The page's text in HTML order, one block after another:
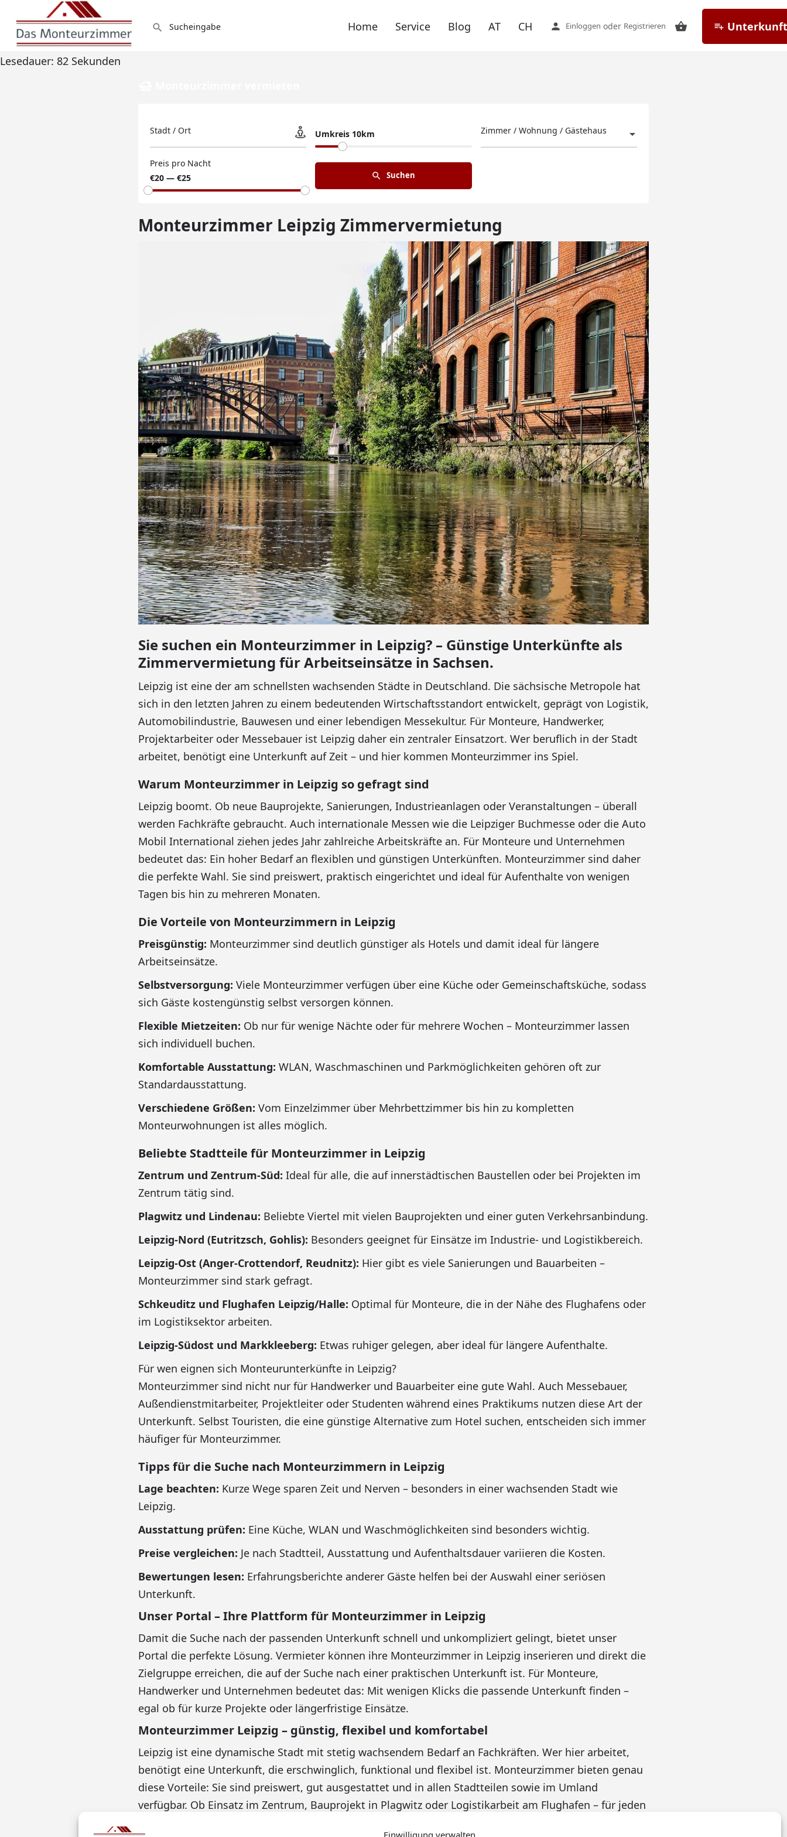
Home Service Blog AT CH Einloggen oder Registrieren
Lesedauer: 82 Sekunden
Stadt / Ort Umkreis 10km Zimmer / Wohnung / Gästehaus
Preis pro Nacht
€20 — €25
Suchen
Monteurzimmer Leipzig Zimmervermietung
Sie suchen ein Monteurzimmer in Leipzig? – Günstige Unterkünfte als
Zimmervermietung für Arbeitseinsätze in Sachsen.
Leipzig ist eine der am schnellsten wachsenden Städte in Deutschland. Die sächsische Metropole hat
sich in den letzten Jahren zu einem bedeutenden Wirtschaftsstandort entwickelt, geprägt von Logistik,
Automobilindustrie, Bauwesen und einer lebendigen Messekultur. Für Monteure, Handwerker,
Projektarbeiter oder Messebauer ist Leipzig daher ein zentraler Einsatzort. Wer beruflich in der Stadt
arbeitet, benötigt eine Unterkunft auf Zeit – und hier kommen Monteurzimmer ins Spiel.
Warum Monteurzimmer in Leipzig so gefragt sind
Leipzig boomt. Ob neue Bauprojekte, Sanierungen, Industrieanlagen oder Veranstaltungen – überall
werden Fachkräfte gebraucht. Auch internationale Messen wie die Leipziger Buchmesse oder die Auto
Mobil International ziehen jedes Jahr zahlreiche Arbeitskräfte an. Für Monteure und Unternehmen
bedeutet das: Ein hoher Bedarf an flexiblen und günstigen Unterkünften. Monteurzimmer sind daher
die perfekte Wahl. Sie sind preiswert, praktisch eingerichtet und ideal für Aufenthalte von wenigen
Tagen bis hin zu mehreren Monaten.
Die Vorteile von Monteurzimmern in Leipzig
Preisgünstig: Monteurzimmer sind deutlich günstiger als Hotels und damit ideal für längere
Arbeitseinsätze.
Selbstversorgung: Viele Monteurzimmer verfügen über eine Küche oder Gemeinschaftsküche, sodass
sich Gäste kostengünstig selbst versorgen können.
Flexible Mietzeiten: Ob nur für wenige Nächte oder für mehrere Wochen – Monteurzimmer lassen
sich individuell buchen.
Komfortable Ausstattung: WLAN, Waschmaschinen und Parkmöglichkeiten gehören oft zur
Standardausstattung.
Verschiedene Größen: Vom Einzelzimmer über Mehrbettzimmer bis hin zu kompletten
Monteurwohnungen ist alles möglich.
Beliebte Stadtteile für Monteurzimmer in Leipzig
Zentrum und Zentrum-Süd: Ideal für alle, die auf innerstädtischen Baustellen oder bei Projekten im
Zentrum tätig sind.
Plagwitz und Lindenau: Beliebte Viertel mit vielen Bauprojekten und einer guten Verkehrsanbindung.
Leipzig-Nord (Eutritzsch, Gohlis): Besonders geeignet für Einsätze im Industrie- und Logistikbereich.
Leipzig-Ost (Anger-Crottendorf, Reudnitz): Hier gibt es viele Sanierungen und Bauarbeiten –
Monteurzimmer sind stark gefragt.
Schkeuditz und Flughafen Leipzig/Halle: Optimal für Monteure, die in der Nähe des Flughafens oder
im Logistiksektor arbeiten.
Leipzig-Südost und Markkleeberg: Etwas ruhiger gelegen, aber ideal für längere Aufenthalte.
Für wen eignen sich Monteurunterkünfte in Leipzig?
Monteurzimmer sind nicht nur für Handwerker und Bauarbeiter eine gute Wahl. Auch Messebauer,
Außendienstmitarbeiter, Projektleiter oder Studenten während eines Praktikums nutzen diese Art der
Unterkunft. Selbst Touristen, die eine günstige Alternative zum Hotel suchen, entscheiden sich immer
häufiger für Monteurzimmer.
Tipps für die Suche nach Monteurzimmern in Leipzig
Lage beachten: Kurze Wege sparen Zeit und Nerven – besonders in einer wachsenden Stadt wie
Leipzig.
Ausstattung prüfen: Eine Küche, WLAN und Waschmöglichkeiten sind besonders wichtig.
Preise vergleichen: Je nach Stadtteil, Ausstattung und Aufenthaltsdauer variieren die Kosten.
Bewertungen lesen: Erfahrungsberichte anderer Gäste helfen bei der Auswahl einer seriösen
Unterkunft.
Unser Portal – Ihre Plattform für Monteurzimmer in Leipzig
Damit die Suche nach der passenden Unterkunft schnell und unkompliziert gelingt, bietet unser
Portal die perfekte Lösung. Vermieter können ihre Monteurzimmer in Leipzig inserieren und direkt die
Zielgruppe erreichen, die auf der Suche nach einer praktischen Unterkunft ist. Für Monteure,
Handwerker und Unternehmen bedeutet das: Mit wenigen Klicks die passende Unterkunft finden –
egal ob für kurze Projekte oder längerfristige Einsätze.
Monteurzimmer Leipzig – günstig, flexibel und komfortabel
Leipzig ist eine dynamische Stadt mit stetig wachsendem Bedarf an Fachkräften. Wer hier arbeitet,
benötigt eine Unterkunft, die erschwinglich, funktional und flexibel ist. Monteurzimmer bieten genau
diese Vorteile: Sie sind preiswert, gut ausgestattet und in allen Stadtteilen sowie im Umland
verfügbar. Ob Einsatz im Zentrum, Bauprojekt in Plagwitz oder Logistikarbeit am Flughafen – für jeden